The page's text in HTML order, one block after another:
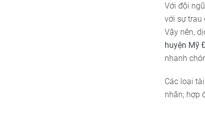
Với đội ngũ
với sự trau
Vậy nên,
huyện Mỹ
nhanh
Các loại
nhân; hợp